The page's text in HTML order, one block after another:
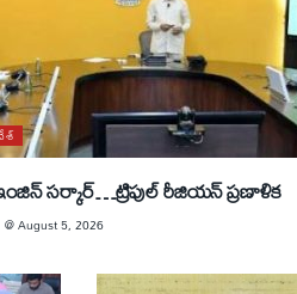
సర్కార్…ట్రిపుల్ రీజియన్ ప్రణాళిక
@August 5, 2026